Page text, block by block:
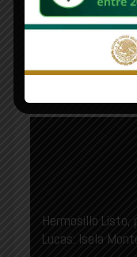
Hermosillo Listo,
Lucas: Isela